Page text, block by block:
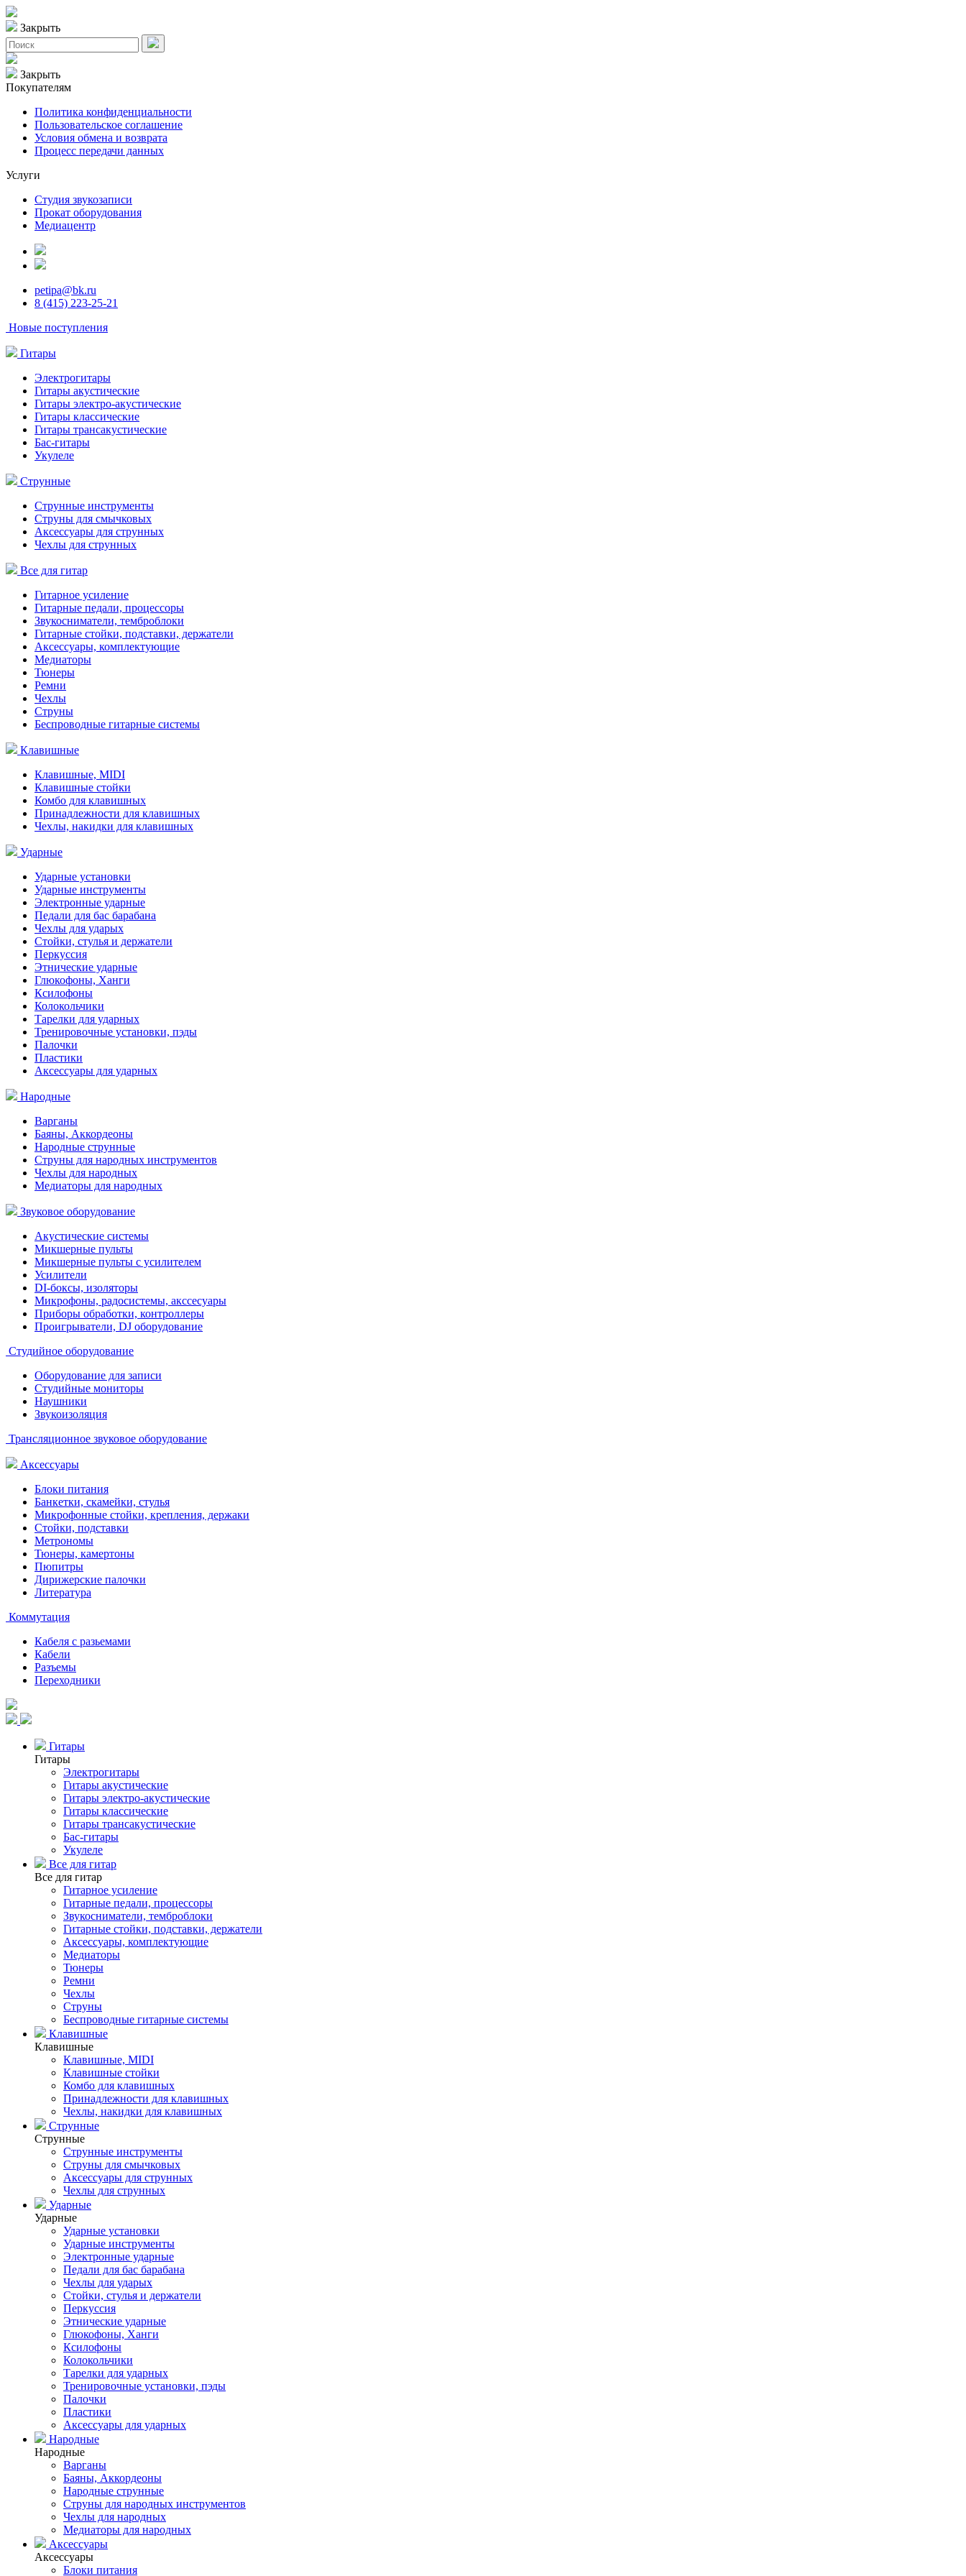
Закрыть
Закрыть
Покупателям
Политика конфиденциальности
Пользовательское соглашение
Условия обмена и возврата
Процесс передачи данных
Услуги
Студия звукозаписи
Прокат оборудования
Медиацентр
petipa@bk.ru
8 (415) 223-25-21
Новые поступления
Гитары
Электрогитары
Гитары акустические
Гитары электро-акустические
Гитары классические
Гитары трансакустические
Бас-гитары
Укулеле
Струнные
Струнные инструменты
Струны для смычковых
Аксессуары для струнных
Чехлы для струнных
Все для гитар
Гитарное усиление
Гитарные педали, процессоры
Звукосниматели, темброблоки
Гитарные стойки, подставки, держатели
Аксессуары, комплектующие
Медиаторы
Тюнеры
Ремни
Чехлы
Струны
Беспроводные гитарные системы
Клавишные
Клавишные, MIDI
Клавишные стойки
Комбо для клавишных
Принадлежности для клавишных
Чехлы, накидки для клавишных
Ударные
Ударные установки
Ударные инструменты
Электронные ударные
Педали для бас барабана
Чехлы для ударых
Стойки, стулья и держатели
Перкуссия
Этнические ударные
Глюкофоны, Ханги
Ксилофоны
Колокольчики
Тарелки для ударных
Тренировочные установки, пэды
Палочки
Пластики
Аксессуары для ударных
Народные
Варганы
Баяны, Аккордеоны
Народные струнные
Струны для народных инструментов
Чехлы для народных
Медиаторы для народных
Звуковое оборудование
Акустические системы
Микшерные пульты
Микшерные пульты с усилителем
Усилители
DI-боксы, изоляторы
Микрофоны, радосистемы, акссесуары
Приборы обработки, контроллеры
Проигрыватели, DJ оборудование
Студийное оборудование
Оборудование для записи
Студийные мониторы
Наушники
Звукоизоляция
Трансляционное звуковое оборудование
Аксессуары
Блоки питания
Банкетки, скамейки, стулья
Микрофонные стойки, крепления, держаки
Стойки, подставки
Метрономы
Тюнеры, камертоны
Пюпитры
Дирижерские палочки
Литература
Коммутация
Кабеля с разьемами
Кабели
Разъемы
Переходники
Гитары
Гитары
Электрогитары
Гитары акустические
Гитары электро-акустические
Гитары классические
Гитары трансакустические
Бас-гитары
Укулеле
Все для гитар
Все для гитар
Гитарное усиление
Гитарные педали, процессоры
Звукосниматели, темброблоки
Гитарные стойки, подставки, держатели
Аксессуары, комплектующие
Медиаторы
Тюнеры
Ремни
Чехлы
Струны
Беспроводные гитарные системы
Клавишные
Клавишные
Клавишные, MIDI
Клавишные стойки
Комбо для клавишных
Принадлежности для клавишных
Чехлы, накидки для клавишных
Струнные
Струнные
Струнные инструменты
Струны для смычковых
Аксессуары для струнных
Чехлы для струнных
Ударные
Ударные
Ударные установки
Ударные инструменты
Электронные ударные
Педали для бас барабана
Чехлы для ударых
Стойки, стулья и держатели
Перкуссия
Этнические ударные
Глюкофоны, Ханги
Ксилофоны
Колокольчики
Тарелки для ударных
Тренировочные установки, пэды
Палочки
Пластики
Аксессуары для ударных
Народные
Народные
Варганы
Баяны, Аккордеоны
Народные струнные
Струны для народных инструментов
Чехлы для народных
Медиаторы для народных
Аксессуары
Аксессуары
Блоки питания